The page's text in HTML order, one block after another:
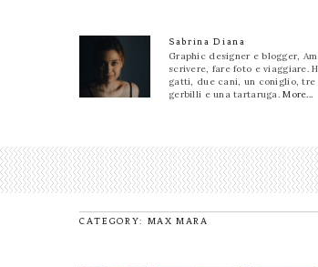
Sabrina Diana
Graphic designer e blogger,
scrivere, fare foto e viaggiare.
gatti, due cani, un coniglio, tre
gerbilli e una tartaruga.More...
CATEGORY: MAX MARA